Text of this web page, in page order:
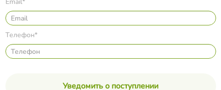
Телефон*
Уведомить о поступлении